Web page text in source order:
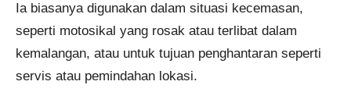
Ia biasanya digunakan dalam situasi kecemasan,
seperti motosikal yang rosak atau terlibat dalam
kemalangan, atau untuk tujuan penghantaran seperti
servis atau pemindahan lokasi.